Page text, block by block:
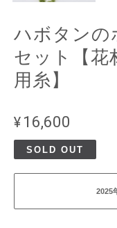
ハボタンの
セット【花
用糸】
¥16,600
SOLD OUT